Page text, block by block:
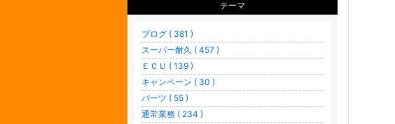
テーマ
ブログ ( 381 )
スーパー耐久 ( 457 )
ＥＣＵ ( 139 )
キャンペーン ( 30 )
パーツ ( 55 )
通常業務 ( 234 )